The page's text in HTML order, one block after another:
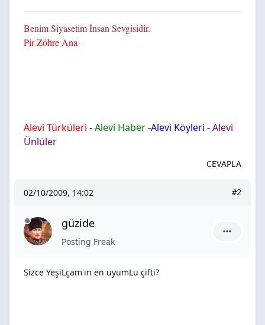
Benim Siyasetim İnsan Sevgisidir.
Pir Zöhre Ana
Alevi Türküleri -Alevi Haber-Alevi Köyleri -Alevi
Ünlüler
CEVAPLA
02/10/2009, 14:02 #2
güzide
Posting Freak
Sizce YeşiLçam'ın en uyumLu çifti?